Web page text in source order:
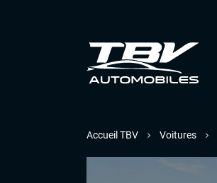
Accueil TBV Voitures